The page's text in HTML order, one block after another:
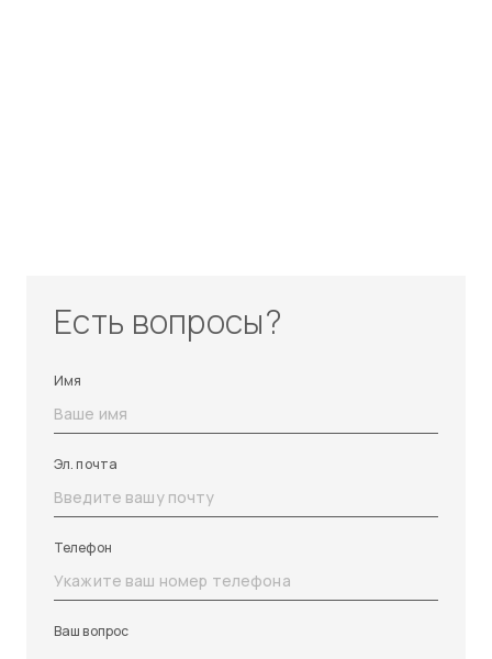
Есть вопросы?
Имя
Эл. почта
Телефон
Ваш вопрос